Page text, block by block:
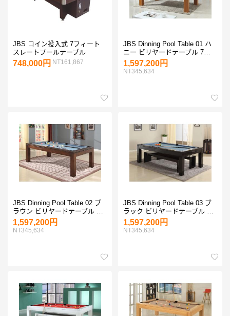
JBS コイン投入式 7フィート
スレートプールテーブル
748,000円 NT161,867
JBS Dinning Pool Table 01 ハ
ニー ビリヤードテーブル 7フ
ィート 8フィート
1,597,200円
NT345,634
JBS Dinning Pool Table 02 ブ
ラウン ビリヤードテーブル 7
フィート 8フィート
1,597,200円
NT345,634
JBS Dinning Pool Table 03 ブ
ラック ビリヤードテーブル 7
フィート 8フィート
1,597,200円
NT345,634